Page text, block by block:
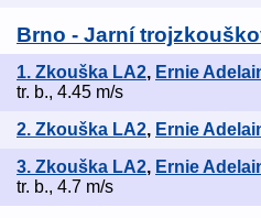
Brno - Jarní
1. Zkouška LA2, Ernie
tr. b., 4.45 m/s
2. Zkouška LA2, Ernie
3. Zkouška LA2, Ernie
tr. b., 4.7 m/s